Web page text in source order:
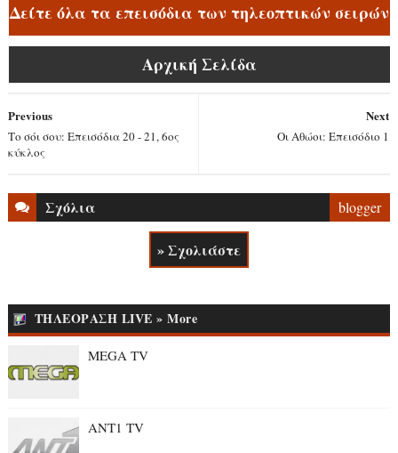
Δείτε όλα τα επεισόδια των τηλεοπτικών σειρών
Αρχική Σελίδα
Next
Οι Αθώοι: Επεισόδιο 1
Previous
Το σόι σου: Επεισόδια 20 - 21, 6ος
κύκλος
Σχόλια blogger
» Σχολιάστε
ΤΗΛΕΟΡΑΣΗ LIVE » More
MEGA TV
ANT1 TV